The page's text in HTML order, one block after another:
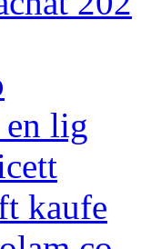
en lig
kaufe